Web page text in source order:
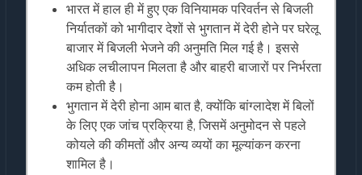
भारत में हाल ही में हुए एक विनियामक परिवर्तन से बिजली
निर्यातकों को भागीदार देशों से भुगतान में देरी होने पर घरेलू
बाजार में बिजली भेजने की अनुमति मिल गई है। इससे
अधिक लचीलापन मिलता है और बाहरी बाजारों पर निर्भरता
कम होती है।
भुगतान में देरी होना आम बात है, क्योंकि बांग्लादेश में बिलों
के लिए एक जांच प्रक्रिया है, जिसमें अनुमोदन से पहले
कोयले की कीमतों और अन्य व्ययों का मूल्यांकन करना
शामिल है।